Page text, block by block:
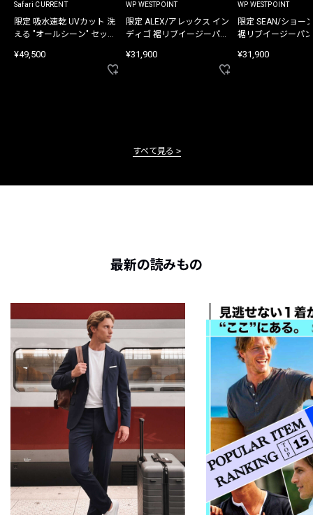
Safari CURRENT
限定 吸水速乾 UVカット 洗
える "オールシーン" セット
¥49,500
WP WESTPOINT
限定 ALEX/アレックス イン
ディゴ 裾リブイージーパン
¥31,900
WP WESTPOINT
限定 SEAN/ショー
裾リブイージーパ
¥31,900
すべて見る
最新の読みもの